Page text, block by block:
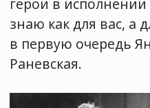
герои в
знаю как для вас, а
в первую очередь
Раневская.